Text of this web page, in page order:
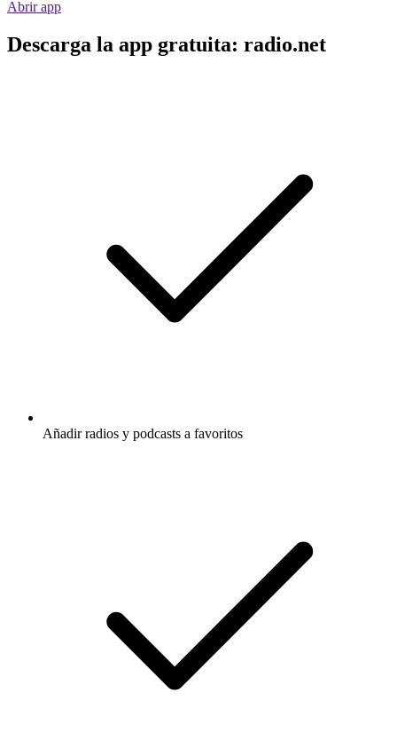
Abrir app
Descarga la app gratuita: radio.net
Añadir radios y podcasts a favoritos